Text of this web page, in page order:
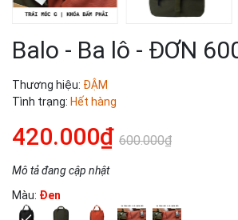
Balo - Ba lô - ĐƠN
Thương hiệu: ĐẬM
Tình trạng: Hết hàng
420.000₫ 600.000₫
Mô tả đang cập nhật
Màu: Đen